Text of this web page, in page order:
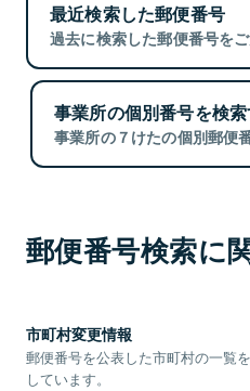
最近検索した郵便番号
過去に検索した郵便番号をご
事業所の個別番号を検
事業所の７けたの個別郵便
郵便番号検索に
市町村変更情報
郵便番号を公表した市町村の一覧
しています。